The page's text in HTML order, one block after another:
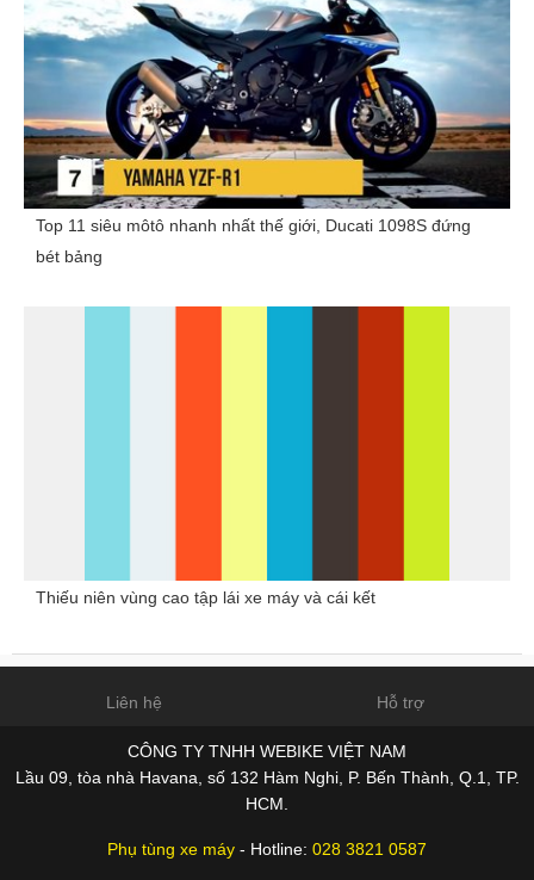
Top 11 siêu môtô nhanh nhất thế giới, Ducati 1098S đứng
bét bảng
Thiếu niên vùng cao tập lái xe máy và cái kết
Liên hệ Hỗ trợ
CÔNG TY TNHH WEBIKE VIỆT NAM
Lầu 09, tòa nhà Havana, số 132 Hàm Nghi, P. Bến Thành, Q.1, TP.
HCM.
Phụ tùng xe máy - Hotline: 028 3821 0587